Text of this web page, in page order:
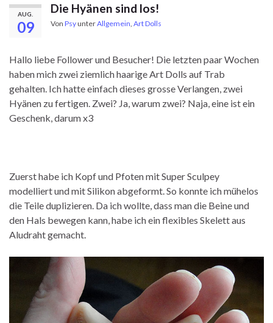
AUG.
09
Die Hyänen sind los!
Von PsyunterAllgemein Art Dolls
Hallo liebe Follower und Besucher! Die letzten paar Wochen
haben mich zwei ziemlich haarige Art Dolls auf Trab
gehalten. Ich hatte einfach dieses grosse Verlangen, zwei
Hyänen zu fertigen. Zwei? Ja, warum zwei? Naja, eine ist ein
Geschenk, darum x3
Zuerst habe ich Kopf und Pfoten mit Super Sculpey
modelliert und mit Silikon abgeformt. So konnte ich mühelos
die Teile duplizieren. Da ich wollte, dass man die Beine und
den Hals bewegen kann, habe ich ein flexibles Skelett aus
Aludraht gemacht.